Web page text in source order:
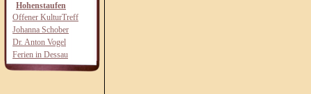
Hohenstaufen
Offener KulturTreff
Johanna Schober
Dr. Anton Vogel
Ferien in Dessau